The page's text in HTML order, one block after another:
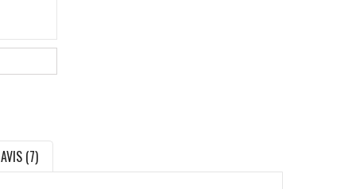
AVIS (7)